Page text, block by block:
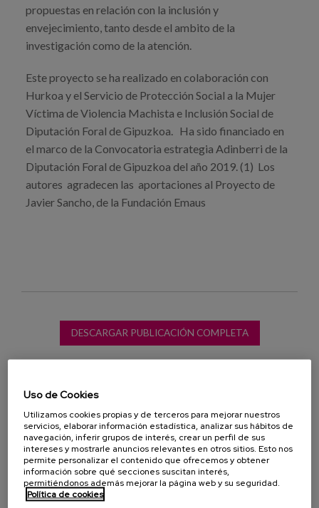
propuestas en relación con la inclusión y
envejecimiento, tanto desde el ambito de la
investigación como de la atención.
Este proyecto se ha realizado en colaboración con
Hurkoa y el Servicio de Protección Social a la Mujer
Víctima de Violencia Machista e Inclusión Social de
Diputación Foral de Gipuzkoa. Ha sido financiado en
el marco de la Convocatoria estrategia Adinberri de la
Diputación Foral de Gipuzkoa del año 2019. (1) Los
autores agradecen las aportaciones al Proyecto de
Javier Sancho, de la Fundación Emaus
DESCARGAR PUBLICACIÓN COMPLETA
inclusión social modelos de intervención
servicios sociales buenas prácticas
PROFESIONALES
Uso de Cookies
Utilizamos cookies propias y de terceros para mejorar nuestros
servicios, elaborar información estadística, analizar sus hábitos de
navegación, inferir grupos de interés, crear un perfil de sus
intereses y mostrarle anuncios relevantes en otros sitios. Esto nos
permite personalizar el contenido que ofrecemos y obtener
información sobre qué secciones suscitan interés,
permitiéndonos además mejorar la página web y su seguridad.
Política de cookies